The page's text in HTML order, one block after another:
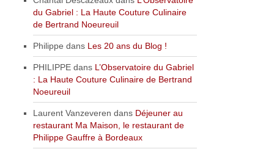
du Gabriel : La Haute Couture Culinaire
de Bertrand Noeureuil
Philippe dans Les 20 ans du Blog !
PHILIPPE dans L’Observatoire du Gabriel
: La Haute Couture Culinaire de Bertrand
Noeureuil
Laurent Vanzeveren dans Déjeuner au
restaurant Ma Maison, le restaurant de
Philippe Gauffre à Bordeaux